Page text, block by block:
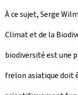
À ce sujet, Serge
Climat et de la
biodiversité est une
frelon asiatique doit